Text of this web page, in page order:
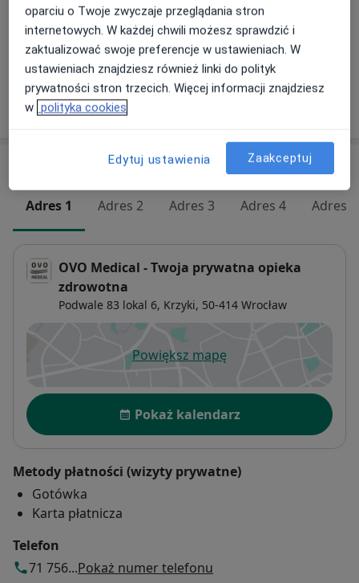
Konsultacja reumatologiczna (pierwsza wizyta)
280 zł Szczegóły
W jaki sposób ustalane są ceny?
Adres 1 Adres 2 Adres 3 Adres 4 Adres 5
OVO Medical - Twoja prywatna opieka
zdrowotna
Podwale 83 lokal 6, Krzyki, 50-414 Wrocław
Powiększ mapęotwiera się w nowej karcie
Dostępność
Pokaż kalendarz
Metody płatności (wizyty prywatne)
Gotówka
Karta płatnicza
Telefon
71 756...Pokaż numer telefonu
oparciu o Twoje zwyczaje przeglądania stron
internetowych. W każdej chwili możesz sprawdzić i
zaktualizować swoje preferencje w ustawieniach. W
ustawieniach znajdziesz również linki do polityk
prywatności stron trzecich. Więcej informacji znajdziesz
w polityka cookies
Edytuj ustawienia Zaakceptuj